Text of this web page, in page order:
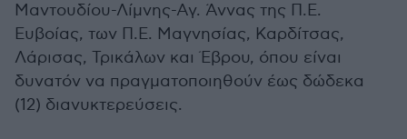
Μαντουδίου-Λίμνης-Αγ. Άννας της Π.Ε.
Ευβοίας, των Π.Ε. Μαγνησίας, Καρδίτσας,
Λάρισας, Τρικάλων και Έβρου, όπου είναι
δυνατόν να πραγματοποιηθούν έως δώδεκα
(12) διανυκτερεύσεις.